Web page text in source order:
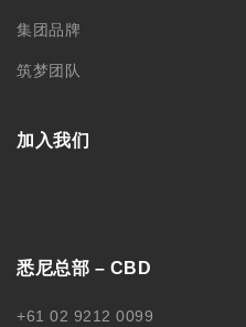
集团品牌
筑梦团队
加入我们
悉尼总部 – CBD
+61 02 9212 0099